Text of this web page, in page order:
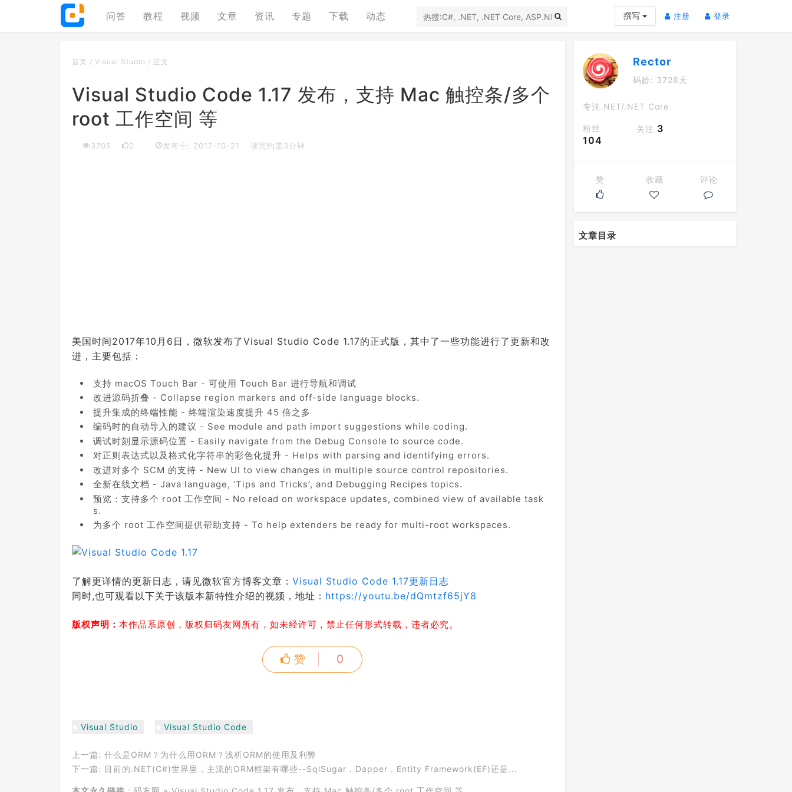
问答 教程 视频 文章 资讯 专题 下载 动态 撰写 注册 (current)
登录
首页 / Visual Studio / 正文
Visual Studio Code 1.17 发布，支持 Mac 触控条/多个
root 工作空间 等
3705 0 发布于: 2017-10-21 读完约需3分钟
美国时间2017年10月6日，微软发布了Visual Studio Code 1.17的正式版，其中了一些功能进行了更新和改
进，主要包括：
支持 macOS Touch Bar - 可使用 Touch Bar 进行导航和调试
改进源码折叠 - Collapse region markers and off-side language blocks.
提升集成的终端性能 - 终端渲染速度提升 45 倍之多
编码时的自动导入的建议 - See module and path import suggestions while coding.
调试时刻显示源码位置 - Easily navigate from the Debug Console to source code.
对正则表达式以及格式化字符串的彩色化提升 - Helps with parsing and identifying errors.
改进对多个 SCM 的支持 - New UI to view changes in multiple source control repositories.
全新在线文档 - Java language, ‘Tips and Tricks’, and Debugging Recipes topics.
预览：支持多个 root 工作空间 - No reload on workspace updates, combined view of available task
s.
为多个 root 工作空间提供帮助支持 - To help extenders be ready for multi-root workspaces.
了解更详情的更新日志，请见微软官方博客文章： Visual Studio Code 1.17更新日志
同时,也可观看以下关于该版本新特性介绍的视频，地址： https://youtu.be/dQmtzf65jY8
版权声明： 本作品系原创，版权归码友网所有，如未经许可，禁止任何形式转载，违者必究。
赞 0
Visual Studio Visual Studio Code
上一篇: 什么是ORM？为什么用ORM？浅析ORM的使用及利弊
下一篇: 目前的.NET(C#)世界里，主流的ORM框架有哪些--SqlSugar，Dapper，Entity Framework(EF)还是...
Rector
码龄: 3728天
专注.NET/.NET Core
粉丝
104
关注 3
赞 收藏 评论
文章目录